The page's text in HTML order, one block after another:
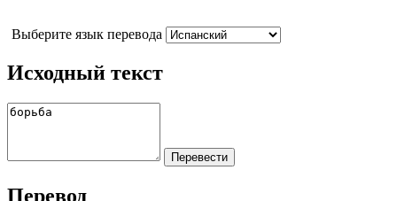
Выберите язык перевода
Исходный текст
Перевод